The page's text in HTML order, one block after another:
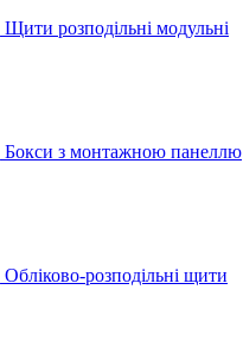
Щити розподільні модульні
Бокси з монтажною панеллю
Обліково-розподільні щити